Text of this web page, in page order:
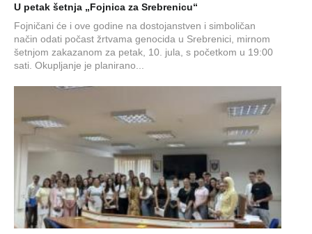
U petak šetnja „Fojnica za Srebrenicu“
Fojničani će i ove godine na dostojanstven i simboličan
način odati počast žrtvama genocida u Srebrenici, mirnom
šetnjom zakazanom za petak, 10. jula, s početkom u 19:00
sati. Okupljanje je planirano...